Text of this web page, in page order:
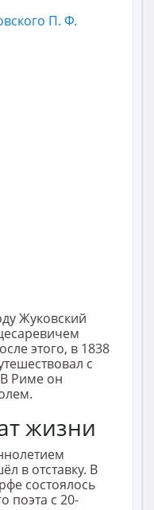
Жуковский
этого, в 1838
с
Риме он
жизни
в отставку. В
состоялось
поэта с 20-